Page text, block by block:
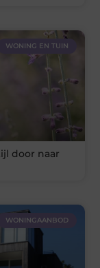
WONING EN TUIN
door naar
WONINGAANBOD